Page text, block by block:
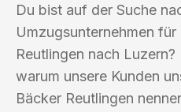
Du bist auf der Suche
Umzugsunternehmen
Reutlingen nach
warum unsere Kunden
Bäcker Reutlingen